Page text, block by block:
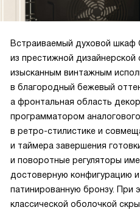
Встраиваемый духовой шкаф
из престижной дизайнерской
изысканным винтажным
в благородный бежевый
а фронтальная область
программатором
в ретро-стилистике и
и таймера завершения
и поворотные регуляторы
достоверную конфигурацию
патинированную бронзу. При
классической оболочкой